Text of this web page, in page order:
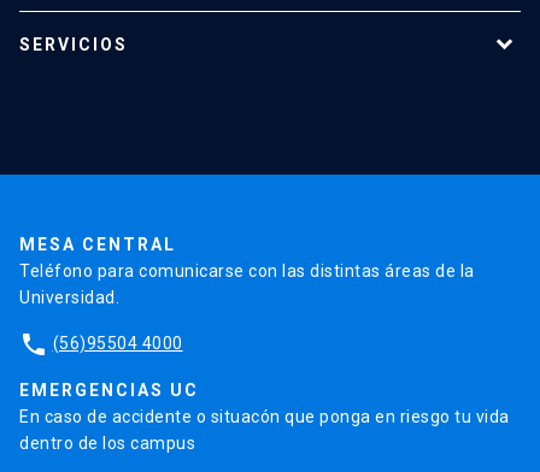
Investigación
SERVICIOS
MESA CENTRAL
Teléfono para comunicarse con las distintas áreas de la
Universidad.
phone (56)95504 4000
EMERGENCIAS UC
En caso de accidente o situacón que ponga en riesgo tu vida
dentro de los campus